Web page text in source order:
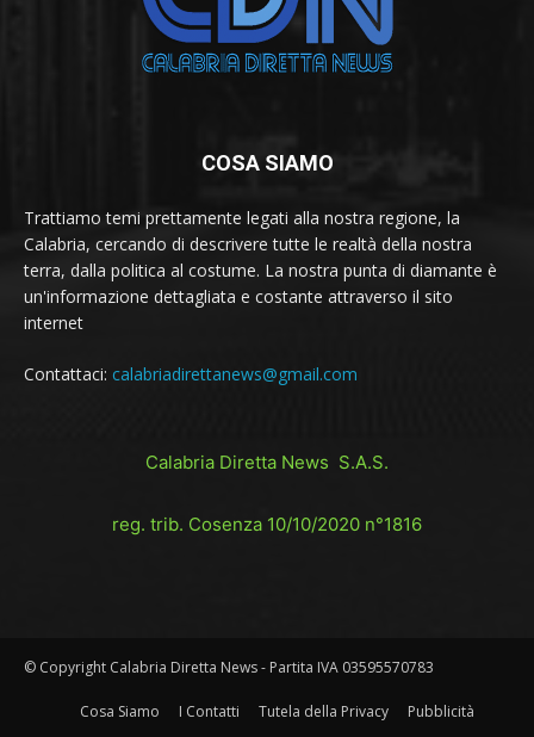
COSA SIAMO
Trattiamo temi prettamente legati alla nostra regione, la
Calabria, cercando di descrivere tutte le realtà della nostra
terra, dalla politica al costume. La nostra punta di diamante è
un'informazione dettagliata e costante attraverso il sito
internet
Contattaci: calabriadirettanews@gmail.com
Calabria Diretta News S.A.S.
reg. trib. Cosenza 10/10/2020 n°1816
© Copyright Calabria Diretta News - Partita IVA 03595570783
Cosa Siamo I Contatti Tutela della Privacy Pubblicità